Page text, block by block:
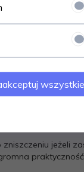
do serca
tego jaki model
jeżeli
wszystkie